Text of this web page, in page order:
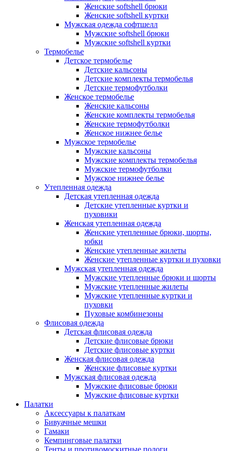
Женские softshell брюки
Женские softshell куртки
Мужская одежда софтшелл
Мужские softshell брюки
Мужские softshell куртки
Термобелье
Детское термобелье
Детские кальсоны
Детские комплекты термобелья
Детские термофутболки
Женское термобелье
Женские кальсоны
Женские комплекты термобелья
Женские термофутболки
Женское нижнее белье
Мужское термобелье
Мужские кальсоны
Мужские комплекты термобелья
Мужские термофутболки
Мужское нижнее белье
Утепленная одежда
Детская утепленная одежда
Детские утепленные куртки и
пуховики
Женская утепленная одежда
Женские утепленные брюки, шорты,
юбки
Женские утепленные жилеты
Женские утепленные куртки и пуховки
Мужская утепленная одежда
Мужские утепленные брюки и шорты
Мужские утепленные жилеты
Мужские утепленные куртки и
пуховки
Пуховые комбинезоны
Флисовая одежда
Детская флисовая одежда
Детские флисовые брюки
Детские флисовые куртки
Женская флисовая одежда
Женские флисовые куртки
Мужская флисовая одежда
Мужские флисовые брюки
Мужские флисовые куртки
Палатки
Аксессуары к палаткам
Бивуачные мешки
Гамаки
Кемпинговые палатки
Тенты и противомоскитные пологи